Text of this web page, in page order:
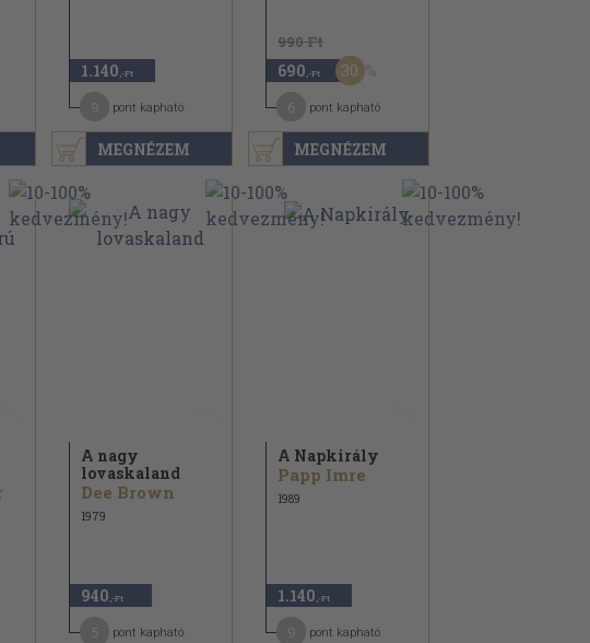
MEGNÉZEM
1.140 ,-Ft
pont kapható
MEGNÉZEM
990 Ft
690 ,-Ft 30
pont kapható
A nagy
lovaskaland
Dee Brown
1979
940 ,-Ft
pont kapható
A Napkirály
Papp Imre
1989
1.140 ,-Ft
pont kapható